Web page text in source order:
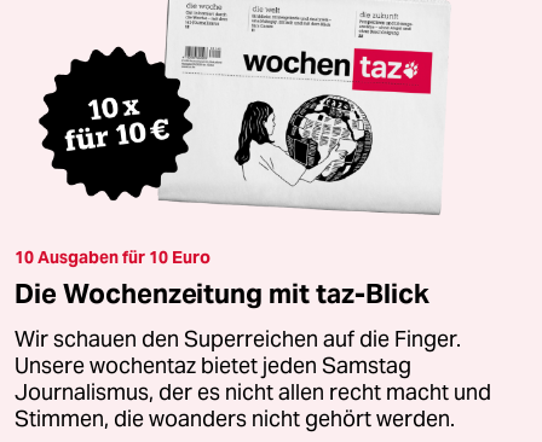
10 Ausgaben für 10 Euro
Die Wochenzeitung mit taz-Blick
Wir schauen den Superreichen auf die Finger.
Unsere wochentaz bietet jeden Samstag
Journalismus, der es nicht allen recht macht und
Stimmen, die woanders nicht gehört werden.